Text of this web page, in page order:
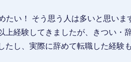
たい！ そう思う人は多いと思いま
上経験してきましたが、きつい・
たし、実際に辞めて転職した経験